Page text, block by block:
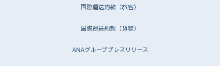
国際運送約款（旅客）
国際運送約款（貨物）
ANAグループプレスリリース